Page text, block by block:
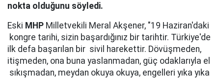
nokta olduğunu söyledi.
Eski MHP Milletvekili Meral Akşener, "19 Haziran'daki
kongre tarihi, sizin başardığınız bir tarihtir. Türkiye'de
ilk defa başarılan bir sivil harekettir. Dövüşmeden,
itişmeden, ona buna yaslanmadan, güç odaklarıyla el
sıkışmadan, meydan okuya okuya, engelleri yıka yıka